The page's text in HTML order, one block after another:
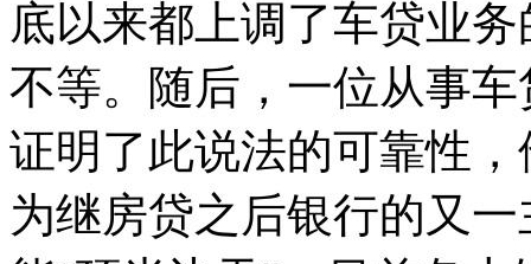
底以来都上调了车贷业
不等。随后，一位从事
证明了此说法的可靠性
为继房贷之后银行的又